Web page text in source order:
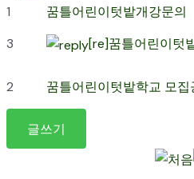
1
꿈틀어린이텃밭개강문의
3
[re]꿈틀어린이텃
2 꿈틀어린이텃밭학교 모집
글쓰기